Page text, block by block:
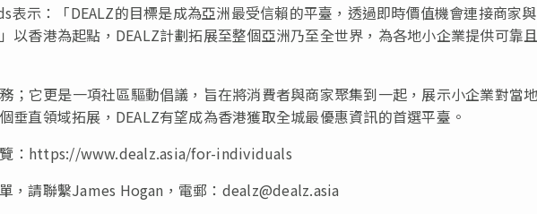
表示：「DEALZ的目標是成為亞洲最受信賴的平臺，透過即時價值機會連接商家
以香港為起點，DEALZ計劃拓展至整個亞洲乃至全世界，為各地小企業提供可靠
；它更是一項社區驅動倡議，旨在將消費者與商家聚集到一起，展示小企業對當
垂直領域拓展，DEALZ有望成為香港獲取全城最優惠資訊的首選平臺。
覽：https://www.dealz.asia/for-individuals
，請聯繫James Hogan，電郵： dealz@dealz.asia